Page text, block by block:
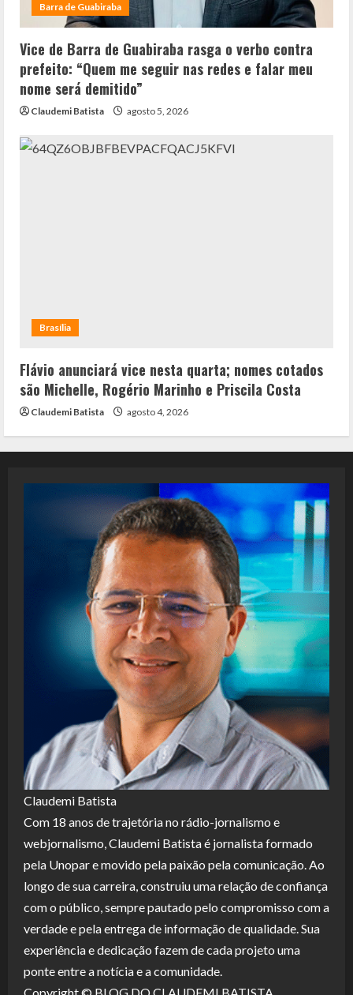
Barra de Guabiraba
Vice de Barra de Guabiraba rasga o verbo contra
prefeito: “Quem me seguir nas redes e falar meu
nome será demitido”
Claudemi Batista agosto 5, 2026
Brasília
Flávio anunciará vice nesta quarta; nomes cotados
são Michelle, Rogério Marinho e Priscila Costa
Claudemi Batista agosto 4, 2026
Claudemi Batista
Com 18 anos de trajetória no rádio-jornalismo e
webjornalismo, Claudemi Batista é jornalista formado
pela Unopar e movido pela paixão pela comunicação. Ao
longo de sua carreira, construiu uma relação de confiança
com o público, sempre pautado pelo compromisso com a
verdade e pela entrega de informação de qualidade. Sua
experiência e dedicação fazem de cada projeto uma
ponte entre a notícia e a comunidade.